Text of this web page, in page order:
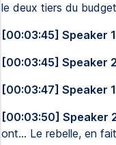
le deux tiers du
[00:03:45] Speaker
[00:03:45] Speaker
[00:03:47] Speaker
[00:03:50] Speaker
ont... Le rebelle, en